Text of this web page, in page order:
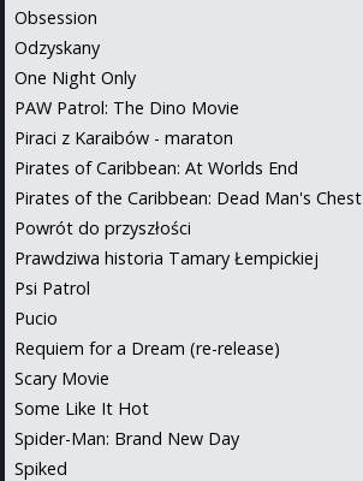
Obsession
Odzyskany
One Night Only
PAW Patrol: The Dino Movie
Piraci z Karaibów - maraton
Pirates of Caribbean: At Worlds End
Pirates of the Caribbean: Dead Man's Chest
Powrót do przyszłości
Prawdziwa historia Tamary Łempickiej
Psi Patrol
Pucio
Requiem for a Dream (re-release)
Scary Movie
Some Like It Hot
Spider-Man: Brand New Day
Spiked